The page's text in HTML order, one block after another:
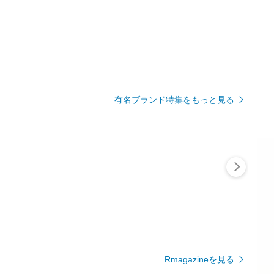
有名ブランド特集をもっと見る
Rmagazineを見る